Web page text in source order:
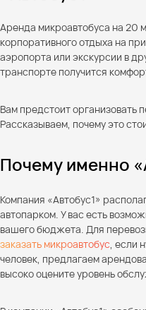
Аренда микроавтобуса на 20
корпоративного отдыха на
аэропорта или экскурсии в
транспорте получится
Вам предстоит организовать
Рассказываем, почему это
Почему именно
Компания «Автобус1»
автопарком. У вас есть
вашего бюджета. Для
заказать микроавтобус , если
человек, предлагаем
высоко оцените уровень